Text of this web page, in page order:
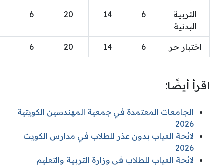
التربية
البدنية
6
14
20
6
اختبار حر 6
14
20
6
اقرأ أيضًا:
الجامعات المعتمدة في جمعية المهندسين الكويتية
2026
لائحة الغياب بدون عذر للطلاب في مدارس الكويت
2026
لائحة الغياب للطلاب في وزارة التربية والتعليم